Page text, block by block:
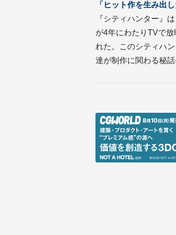
「ヒット作を生み出
『シティハンター』
が4年にわたりTVで
れた。このシティハ
達が制作に関わる秘